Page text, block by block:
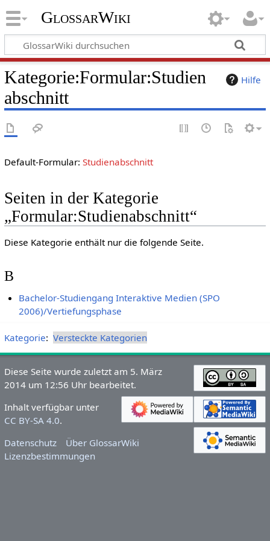
GlossarWiki
Hilfe
Kategorie:Formular:Studien
abschnitt
Default-Formular: Studienabschnitt
Seiten in der Kategorie
„Formular:Studienabschnitt“
Diese Kategorie enthält nur die folgende Seite.
B
Bachelor-Studiengang Interaktive Medien (SPO
2006)/Vertiefungsphase
Kategorie: Versteckte Kategorien
Diese Seite wurde zuletzt am 5. März
2014 um 12:56 Uhr bearbeitet.
Inhalt verfügbar unter
CC BY-SA 4.0.
Datenschutz
Über GlossarWiki
Lizenzbestimmungen